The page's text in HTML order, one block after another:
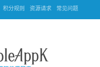
积分规则 资源请求 常见问题